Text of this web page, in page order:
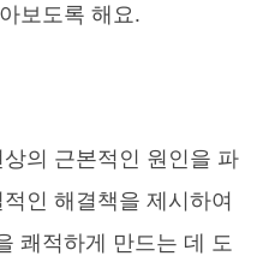
보도록 해요.
의 근본적인 원인을 파
인 해결책을 제시하여
쾌적하게 만드는 데 도